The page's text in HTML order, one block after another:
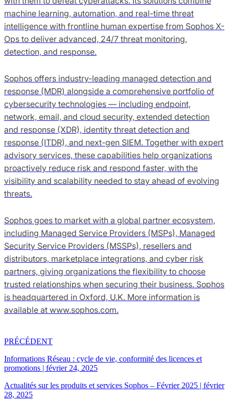
machine learning, automation, and real-time threat
intelligence with frontline human expertise from Sophos X-
Ops to deliver advanced, 24/7 threat monitoring,
detection, and response.
Sophos offers industry-leading managed detection and
response (MDR) alongside a comprehensive portfolio of
cybersecurity technologies — including endpoint,
network, email, and cloud security, extended detection
and response (XDR), identity threat detection and
response (ITDR), and next-gen SIEM. Together with expert
advisory services, these capabilities help organizations
proactively reduce risk and respond faster, with the
visibility and scalability needed to stay ahead of evolving
threats.
Sophos goes to market with a global partner ecosystem,
including Managed Service Providers (MSPs), Managed
Security Service Providers (MSSPs), resellers and
distributors, marketplace integrations, and cyber risk
partners, giving organizations the flexibility to choose
trusted relationships when securing their business. Sophos
is headquartered in Oxford, U.K. More information is
available at www.sophos.com.
PRÉCÉDENT
Informations Réseau : cycle de vie, conformité des licences et
promotions | février 24, 2025
Actualités sur les produits et services Sophos – Février 2025 | février
28, 2025